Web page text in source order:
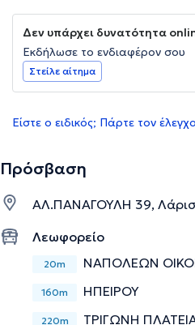
Δεν υπάρχει δυνατότητα
Εκδήλωσε το ενδιαφέρον σου
Στείλε αίτημα
Είστε ο ειδικός; Πάρτε τον
Πρόσβαση
ΑΛ.ΠΑΝΑΓΟΥΛΗ 39,
Λεωφορείο
20m ΝΑΠΟΛΕΩΝ
160m ΗΠΕΙΡΟΥ
220m ΤΡΙΓΩΝΗ